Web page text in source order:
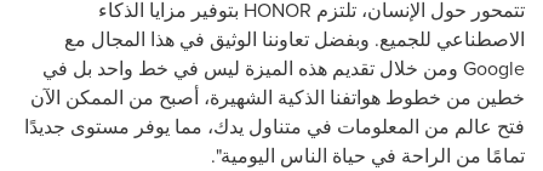
تتمحور حول الإنسان، تلتزم HONOR بتوفير مزايا الذكاء
الاصطناعي للجميع. وبفضل تعاوننا الوثيق في هذا المجال مع
Google ومن خلال تقديم هذه الميزة ليس في خط واحد بل في
خطين من خطوط هواتفنا الذكية الشهيرة، أصبح من الممكن الآن
فتح عالم من المعلومات في متناول يدك، مما يوفر مستوى جديدًا
تمامًا من الراحة في حياة الناس اليومية".